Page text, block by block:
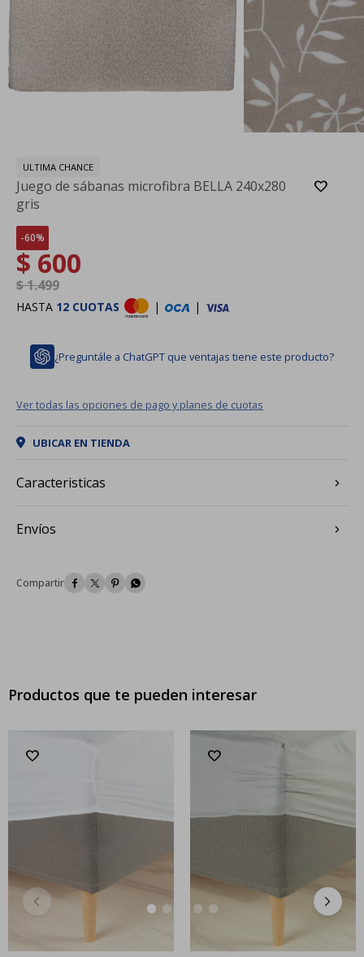
ULTIMA CHANCE
Juego de sábanas microfibra BELLA 240x280
gris
60
$ 600
$1.499
HASTA 12 CUOTAS | |
¿Preguntále a ChatGPT que ventajas tiene este producto?
Ver todas las opciones de pago y planes de cuotas
UBICAR EN TIENDA
Caracteristicas
Envíos
   
Productos que te pueden interesar